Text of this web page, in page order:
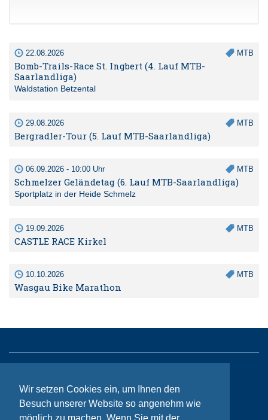
Wir setzen Cookies ein, um Ihnen den
Besuch unserer Website so angenehm wie
22.08.2026 MTB
Bomb-Trails-Race St. Ingbert (4. Lauf MTB-
Saarlandliga)
Waldstation Betzental
29.08.2026 MTB
Bergradler-Tour (5. Lauf MTB-Saarlandliga)
06.09.2026 - 10:00 Uhr MTB
Schmelzer Geländetag (6. Lauf MTB-Saarlandliga)
Sportplatz in der Heide Schmelz
19.09.2026 MTB
CASTLE RACE Kirkel
10.10.2026 MTB
Wasgau Bike Marathon